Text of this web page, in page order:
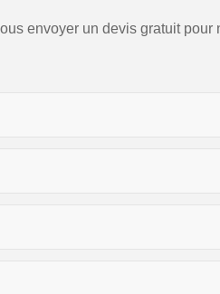
envoyer un devis gratuit pour